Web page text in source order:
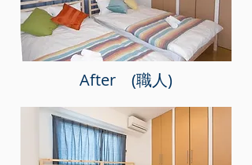
After (職人)